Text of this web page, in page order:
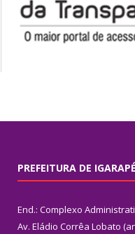
PREFEITURA DE
End.: Complexo
Av. Eládio Corrêa Lobato